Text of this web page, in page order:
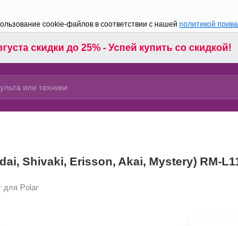
cookie-файлов в соответствии с нашей политикой
скидки до 25% - Успей купить со скидкой!
Shivaki, Erisson, Akai, Mystery) RM-
для Polar